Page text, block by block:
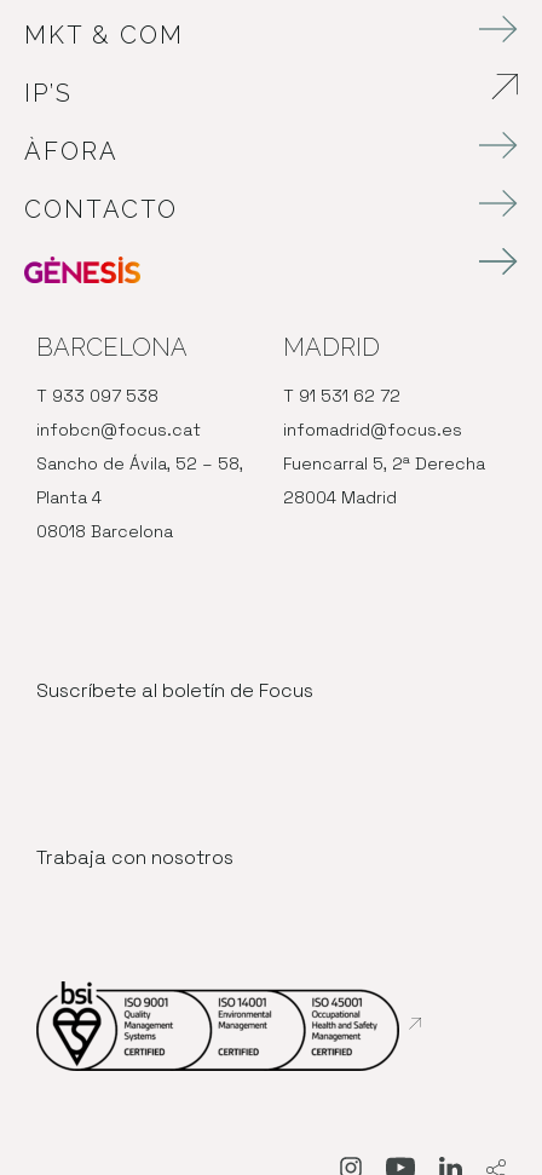
MKT & COM
IP’S
ÀFORA
CONTACTO
BARCELONA
T 933 097 538
infobcn@focus.cat
Sancho de Ávila, 52 – 58,
Planta 4
08018 Barcelona
MADRID
T 91 531 62 72
infomadrid@focus.es
Fuencarral 5, 2ª Derecha
28004 Madrid
Suscríbete al boletín de Focus
Trabaja con nosotros